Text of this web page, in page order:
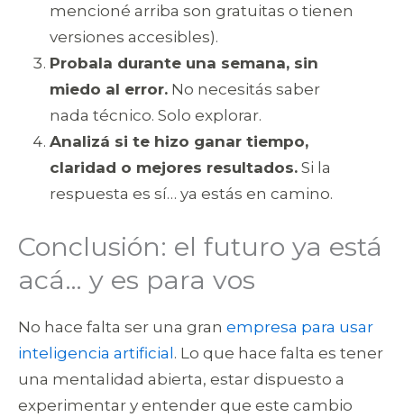
mencioné arriba son gratuitas o tienen
versiones accesibles).
Probala durante una semana, sin
miedo al error. No necesitás saber
nada técnico. Solo explorar.
Analizá si te hizo ganar tiempo,
claridad o mejores resultados. Si la
respuesta es sí… ya estás en camino.
Conclusión: el futuro ya está
acá… y es para vos
No hace falta ser una gran empresa para usar
inteligencia artificial . Lo que hace falta es tener
una mentalidad abierta, estar dispuesto a
experimentar y entender que este cambio